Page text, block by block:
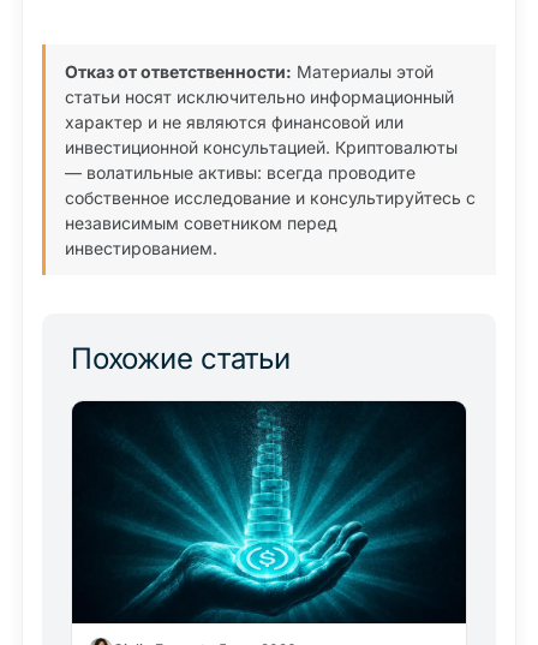
Отказ от ответственности: Материалы этой
статьи носят исключительно информационный
характер и не являются финансовой или
инвестиционной консультацией. Криптовалюты
— волатильные активы: всегда проводите
собственное исследование и консультируйтесь с
независимым советником перед
инвестированием.
Похожие статьи